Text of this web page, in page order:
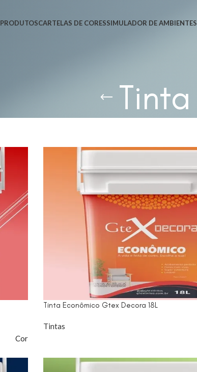
PRODUTOSCARTELAS DE CORESSIMULADOR DE AMBIENTES
Tinta
Cor
7 More
Tinta Econômico Gtex Decora 18L
Tintas